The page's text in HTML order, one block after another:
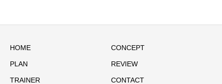
HOME CONCEPT
PLAN REVIEW
TRAINER CONTACT